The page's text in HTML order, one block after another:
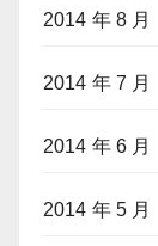
2014 年 8 月
2014 年 7 月
2014 年 6 月
2014 年 5 月